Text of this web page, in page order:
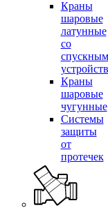
Краны
шаровые
латунные
со
спускным
Краны
шаровые
чугунные
Системы
защиты
от
протечек